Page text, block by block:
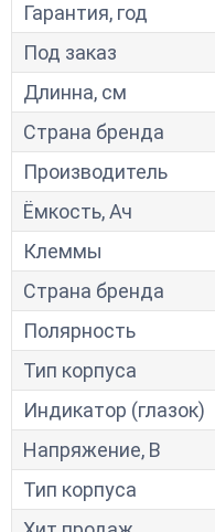
Гарантия, год
Под заказ
Длинна, см
Страна бренда
Производитель
Ёмкость, Ач
Клеммы
Страна бренда
Полярность
Тип корпуса
Индикатор (глазок)
Напряжение, В
Тип корпуса